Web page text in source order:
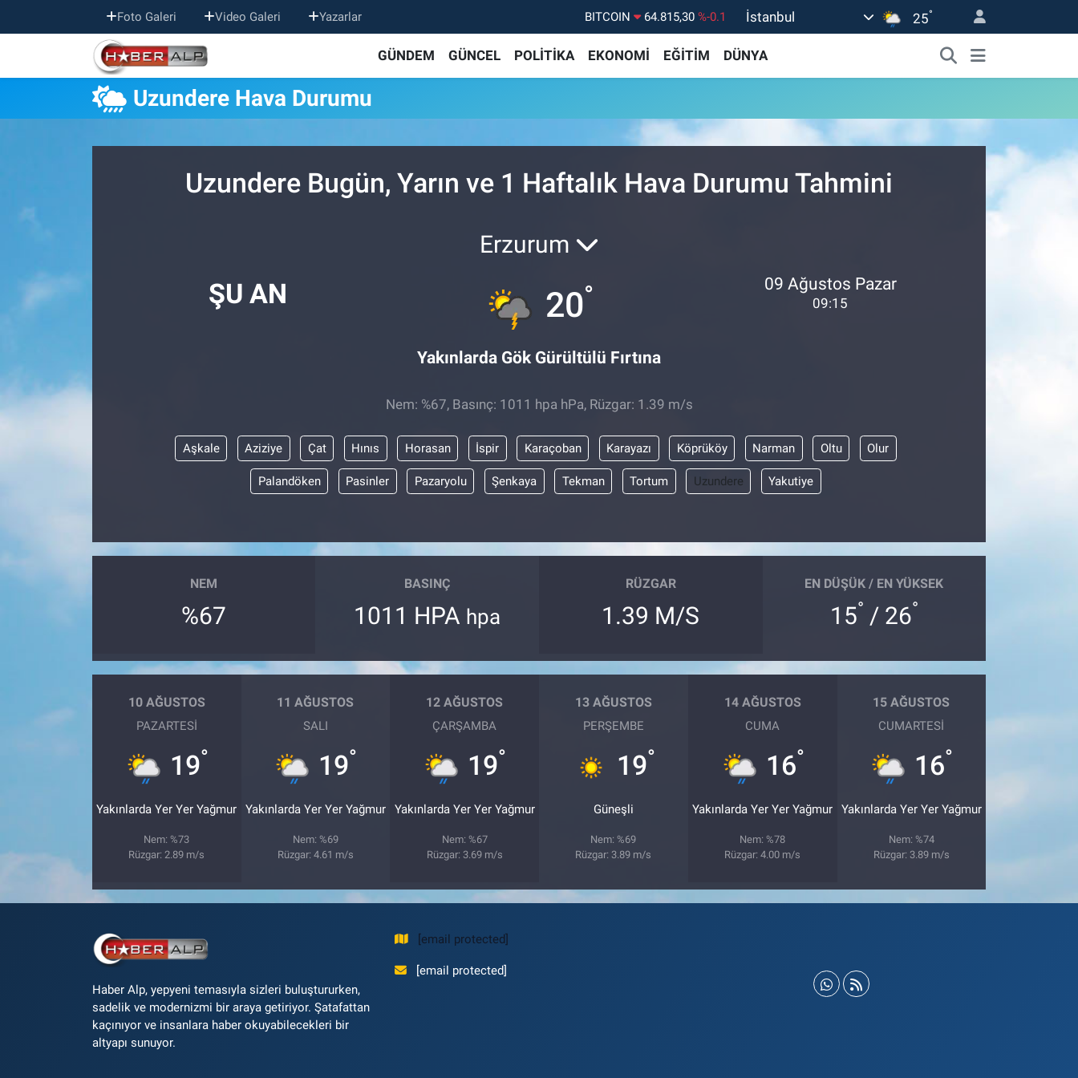
Foto Galeri Video Galeri Yazarlar BITCOIN 64.815,30 %-0.1
47,7436
%0.18
EURO
55,2510 %0.32
GRAM ALTIN
6660.55 %0
İstanbul 25°
GÜNDEM GÜNCEL POLİTİKA EKONOMİ EĞİTİM DÜNYA
Uzundere Hava Durumu
Uzundere Bugün, Yarın ve 1 Haftalık Hava Durumu Tahmini
ŞU AN
Erzurum
20°
Yakınlarda Gök Gürültülü Fırtına
09 Ağustos Pazar
09:15
Nem: %67, Basınç: 1011 hpa hPa, Rüzgar: 1.39 m/s
Aşkale Aziziye Çat Hınıs Horasan İspir Karaçoban Karayazı Köprüköy Narman Oltu Olur
Palandöken Pasinler Pazaryolu Şenkaya Tekman Tortum Uzundere Yakutiye
NEM
%67
BASINÇ
1011 HPA hpa
RÜZGAR
1.39 M/S
EN DÜŞÜK / EN YÜKSEK
15° / 26°
10 AĞUSTOS
PAZARTESI
19°
Yakınlarda Yer Yer Yağmur
Nem: %73
Rüzgar: 2.89 m/s
11 AĞUSTOS
SALI
19°
Yakınlarda Yer Yer Yağmur
Nem: %69
Rüzgar: 4.61 m/s
12 AĞUSTOS
ÇARŞAMBA
19°
Yakınlarda Yer Yer Yağmur
Nem: %67
Rüzgar: 3.69 m/s
13 AĞUSTOS
PERŞEMBE
19°
Güneşli
Nem: %69
Rüzgar: 3.89 m/s
14 AĞUSTOS
CUMA
16°
Yakınlarda Yer Yer Yağmur
Nem: %78
Rüzgar: 4.00 m/s
15 AĞUSTOS
CUMARTESI
16°
Yakınlarda Yer Yer Yağmur
Nem: %74
Rüzgar: 3.89 m/s
Haber Alp, yepyeni temasıyla sizleri buluştururken,
sadelik ve modernizmi bir araya getiriyor. Şatafattan
kaçınıyor ve insanlara haber okuyabilecekleri bir
altyapı sunuyor.
[email protected]
[email protected]
Nöbetçi Eczaneler
Hava Durumu
Trafik Durumu
Süper Lig Puan Durumu ve Fikstür